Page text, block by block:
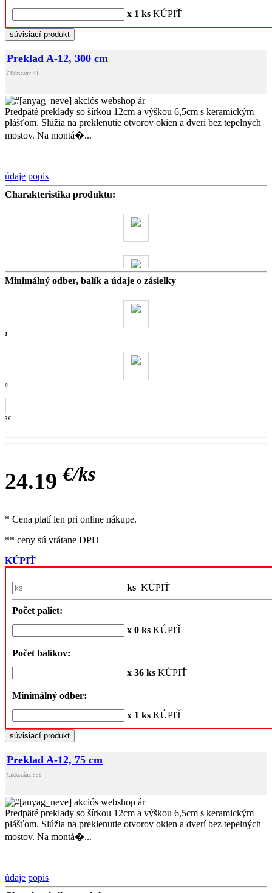
x 1 ks KÚPIŤ
súvisiací produkt
Preklad A-12, 300 cm
Cikkszám: 41
Predpäté preklady so šírkou 12cm a výškou 6,5cm s keramickým
plášťom. Slúžia na preklenutie otvorov okien a dverí bez tepelných
mostov. Na montá�...
údaje popis
Charakteristika produktu:
Minimálný odber, balík a údaje o zásielky
1
0
36
24.19 €/ks
* Cena platí len pri online nákupe.
** ceny sú vrátane DPH
KÚPIŤ
ks KÚPIŤ
Počet paliet:
x 0 ks KÚPIŤ
Počet balíkov:
x 36 ks KÚPIŤ
Minimálný odber:
x 1 ks KÚPIŤ
súvisiací produkt
Preklad A-12, 75 cm
Cikkszám: 538
Predpäté preklady so šírkou 12cm a výškou 6,5cm s keramickým
plášťom. Slúžia na preklenutie otvorov okien a dverí bez tepelných
mostov. Na montá�...
údaje popis